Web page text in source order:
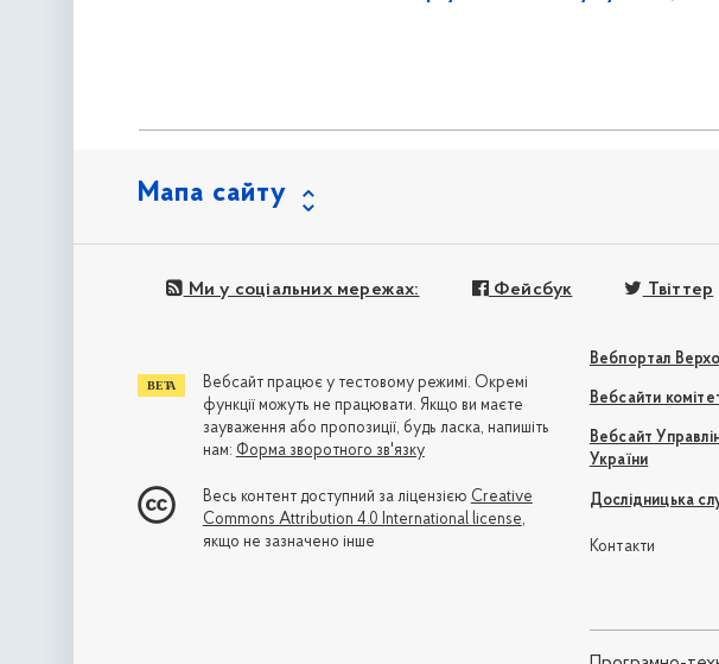
Мапа сайту
Ми у соціальних мережах: Фейсбук Твіттер
Вебпортал
Вебсайти
Вебсайт
України
Дослідницька
Контакти
Вебсайт працює у тестовому режимі. Окремі
функції можуть не працювати. Якщо ви маєте
зауваження або пропозиції, будь ласка, напишіть
нам: Форма зворотного зв'язку
Весь контент доступний за ліцензією Creative
Commons Attribution 4.0 International license,
якщо не зазначено інше